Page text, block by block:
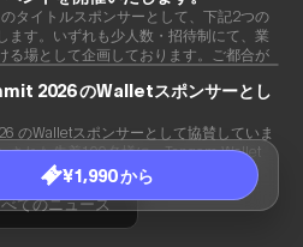
¥1,990 から
タイトルスポンサーとして、下記2つの
ます。いずれも少人数・招待制にて、業
る場として企画しております。ご都合が
。
2026 のWalletスポンサーとし
のWalletスポンサーとして協賛していま
された先着100名様に、Tangem Wallet
トいたします。
てのニュース